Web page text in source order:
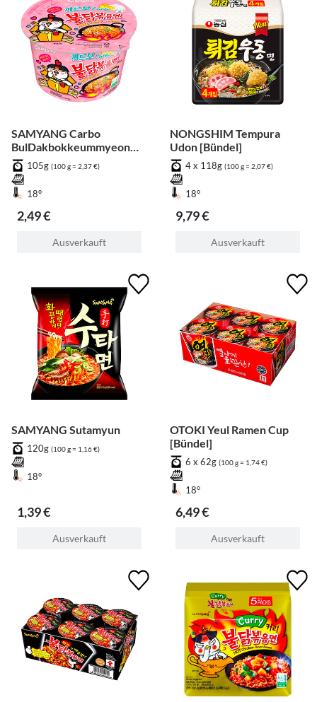
SAMYANG Carbo
BulDakbokkeummyeon
Big Cup
105g (100 g = 2,37 €)
18°
2,49 €
Ausverkauft
NONGSHIM Tempura
Udon [Bündel]
4 x 118g (100 g = 2,07 €)
18°
9,79 €
Ausverkauft
SAMYANG Sutamyun
120g (100 g = 1,16 €)
18°
1,39 €
Ausverkauft
OTOKI Yeul Ramen Cup
[Bündel]
6 x 62g (100 g = 1,74 €)
18°
6,49 €
Ausverkauft